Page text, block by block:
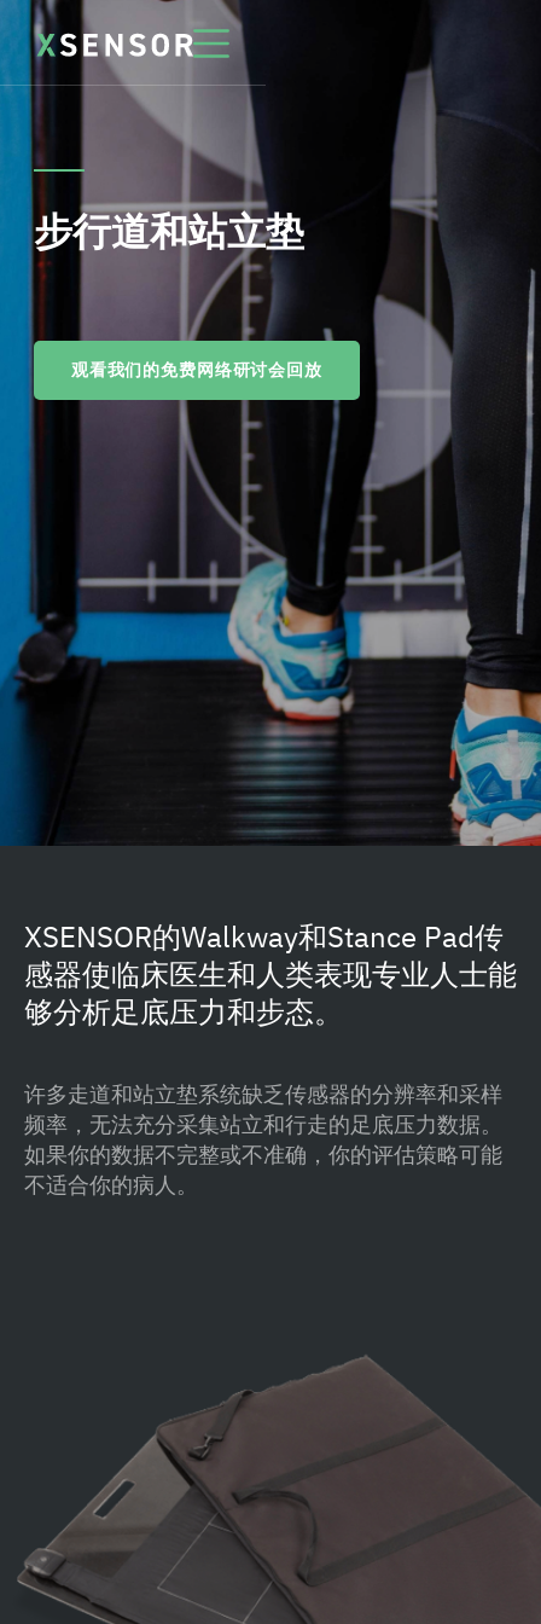
步行道和站立垫
观看我们的免费网络研讨会回放
XSENSOR的Walkway和Stance Pad传
感器使临床医生和人类表现专业人士能
够分析足底压力和步态。
许多走道和站立垫系统缺乏传感器的分辨率和采样
频率，无法充分采集站立和行走的足底压力数据。
如果你的数据不完整或不准确，你的评估策略可能
不适合你的病人。